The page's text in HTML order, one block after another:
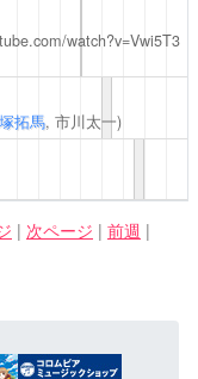
watch?v=Vwi5T3
拓馬, 市川太一)
| 次ページ | 前週 |